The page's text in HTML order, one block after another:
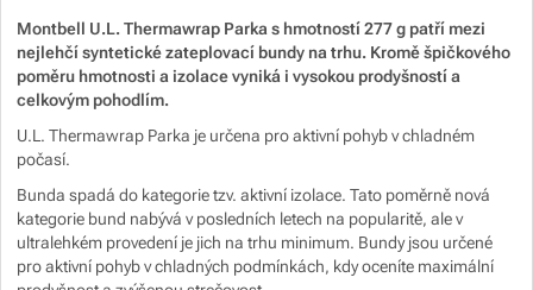
Montbell U.L. Thermawrap Parka s hmotností 277 g patří mezi
nejlehčí syntetické zateplovací bundy na trhu. Kromě špičkového
poměru hmotnosti a izolace vyniká i vysokou prodyšností a
celkovým pohodlím.
U.L. Thermawrap Parka je určena pro aktivní pohyb v chladném
počasí.
Bunda spadá do kategorie tzv. aktivní izolace. Tato poměrně nová
kategorie bund nabývá v posledních letech na popularitě, ale v
ultralehkém provedení je jich na trhu minimum. Bundy jsou určené
pro aktivní pohyb v chladných podmínkách, kdy oceníte maximální
Zobrazit více
Zobrazit více
Zobrazit více
Zobrazit více
Zobrazit více
Zobrazit více
Zobrazit více
Zobrazit více